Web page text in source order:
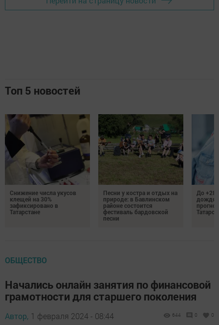
Топ 5 новостей
Снижение числа укусов
клещей на 30%
зафиксировано в
Татарстане
Песни у костра и отдых на
природе: в Бавлинском
районе состоится
фестиваль бардовской
песни
До +28
ОБЩЕСТВО
Начались онлайн занятия по финансовой
грамотности для старшего поколения
Автор, 1 февраля 2024 - 08:44 644 0 0